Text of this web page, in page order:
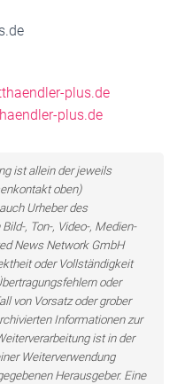
plus.de
plus.de
ist allein der jeweils
oben)
Urheber des
, Ton-, Video-, Medien-
News Network GmbH
oder Vollständigkeit
oder
von Vorsatz oder grober
Informationen zur
ist in der
Weiterverwendung
Herausgeber. Eine